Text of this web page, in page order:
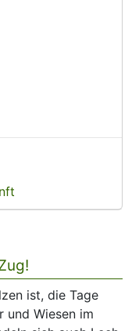
ist, die Tage
und Wiesen im